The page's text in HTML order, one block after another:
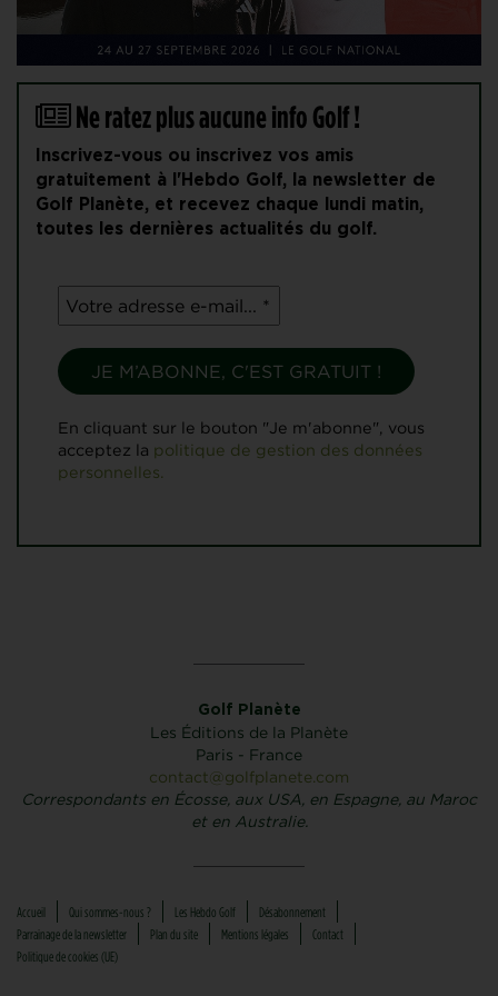
Ne ratez plus aucune info Golf !
Inscrivez-vous ou inscrivez vos amis
gratuitement à l'Hebdo Golf, la newsletter de
Golf Planète, et recevez chaque lundi matin,
toutes les dernières actualités du golf.
En cliquant sur le bouton "Je m'abonne", vous
acceptez la politique de gestion des données
personnelles.
Golf Planète
Les Éditions de la Planète
Paris - France
contact@golfplanete.com
Correspondants en Écosse, aux USA, en Espagne, au Maroc
et en Australie.
Accueil Qui sommes-nous ? Les Hebdo Golf
Désabonnement
Parrainage de la newsletter
Plan du site Mentions légales
Contact
Politique de cookies (UE)